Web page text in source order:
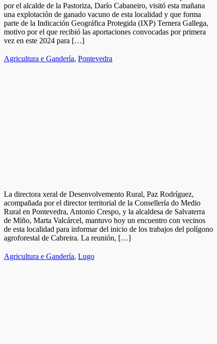
por el alcalde de la Pastoriza, Darío Cabaneiro, visitó esta mañana
una explotación de ganado vacuno de esta localidad y que forma
parte de la Indicación Geográfica Protegida (IXP) Ternera Gallega,
motivo por el que recibió las aportaciones convocadas por primera
vez en este 2024 para […]
Agricultura e Gandería, Pontevedra
La directora xeral de Desenvolvemento Rural, Paz Rodríguez,
acompañada por el director territorial de la Consellería do Medio
Rural en Pontevedra, Antonio Crespo, y la alcaldesa de Salvaterra
de Miño, Marta Valcárcel, mantuvo hoy un encuentro con vecinos
de esta localidad para informar del inicio de los trabajos del polígono
agroforestal de Cabreira. La reunión, […]
Agricultura e Gandería, Lugo